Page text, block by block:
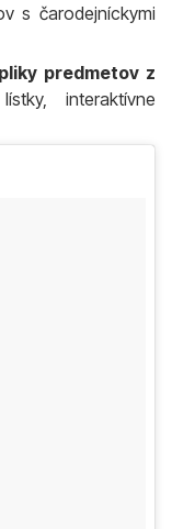
s čarodejníckymi
predmetov z
interaktívne